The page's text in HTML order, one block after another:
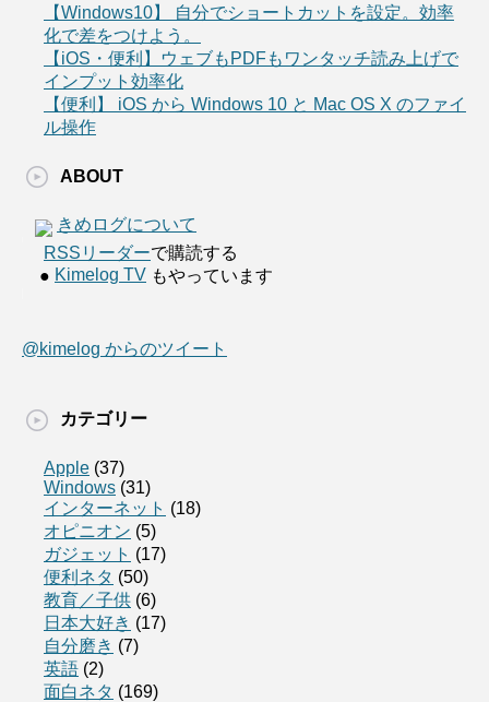
【Windows10】 自分でショートカットを設定。効率
化で差をつけよう。
【iOS・便利】ウェブもPDFもワンタッチ読み上げで
インプット効率化
【便利】 iOS から Windows 10 と Mac OS X のファイ
ル操作
ABOUT
きめログについて
RSSリーダーで購読する
● Kimelog TV もやっています
@kimelog からのツイート
カテゴリー
Apple (37)
Windows (31)
インターネット (18)
オピニオン (5)
ガジェット (17)
便利ネタ (50)
教育／子供 (6)
日本大好き (17)
自分磨き (7)
英語 (2)
面白ネタ (169)